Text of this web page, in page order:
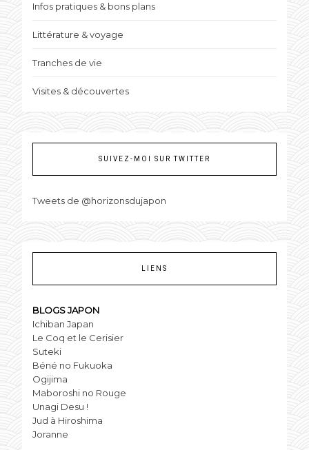
Infos pratiques & bons plans
Littérature & voyage
Tranches de vie
Visites & découvertes
SUIVEZ-MOI SUR TWITTER
Tweets de @horizonsdujapon
LIENS
BLOGS JAPON
Ichiban Japan
Le Coq et le Cerisier
Suteki
Béné no Fukuoka
Ogijima
Maboroshi no Rouge
Unagi Desu !
Jud à Hiroshima
Joranne